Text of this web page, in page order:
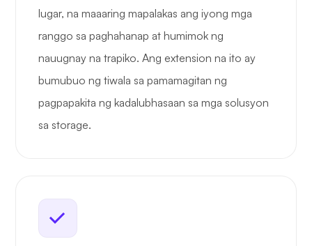
lugar, na maaaring mapalakas ang iyong mga
ranggo sa paghahanap at humimok ng
nauugnay na trapiko. Ang extension na ito ay
bumubuo ng tiwala sa pamamagitan ng
pagpapakita ng kadalubhasaan sa mga solusyon
sa storage.